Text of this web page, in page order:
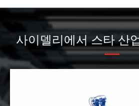
사이델리에서 스타 산